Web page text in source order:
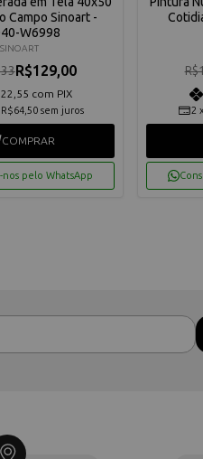
Campo Sinoart -
W6998
SINOART
R$129,00
com PIX
R$64,50 sem juros
COMPRAR
nos pelo WhatsApp
2 x